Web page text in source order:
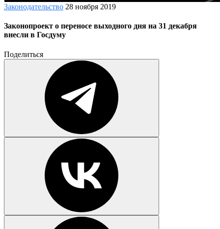
Законодательство 28 ноября 2019
Законопроект о переносе выходного дня на 31 декабря
внесли в Госдуму
Поделиться